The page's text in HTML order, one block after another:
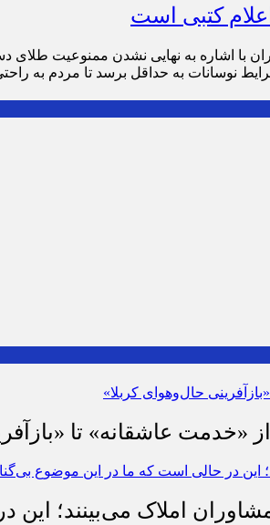
کتبی است
با اشاره به نهایی نشدن ممنوعیت
به حداقل برسد تا مردم به راحتی
«خدمت عاشقانه» تا
املاک می‌بینند؛